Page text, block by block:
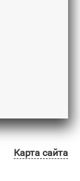
Карта сайта